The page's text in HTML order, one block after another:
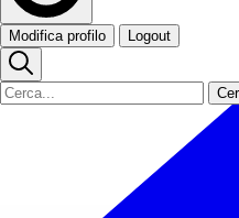
Modifica profilo Logout